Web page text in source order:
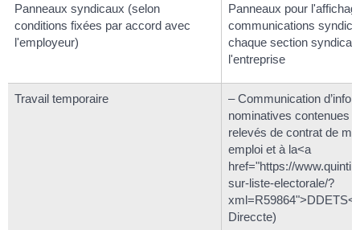
Panneaux syndicaux (selon
conditions fixées par accord avec
l'employeur)
Panneaux pour
communications
chaque section
l'entreprise
Travail temporaire
– Communication
nominatives contenues
relevés de contrat de
emploi et à la<a
href="https://
sur-liste-electorale/?
Direccte)